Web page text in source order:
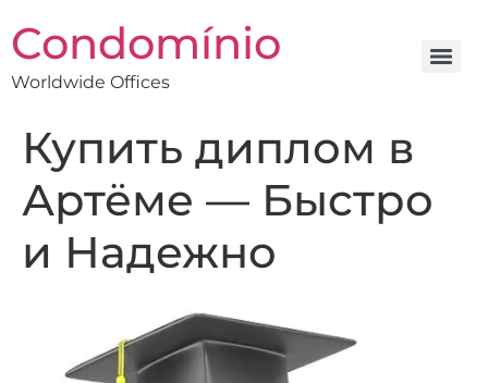
Condomínio
Worldwide Offices
Купить диплом в
Артёме — Быстро
и Надежно